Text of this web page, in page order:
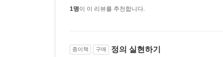
문제로 고민한다. 어느 정도의 처벌이 적합한지,
많은 사람이 법치국가에서 살고 있지만, 정의는
1명이 이 리뷰를 추천합니다.
종이책 구매 정의 실현하기